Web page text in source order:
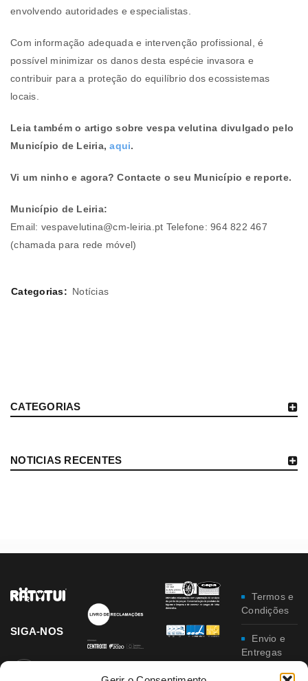
envolvendo autoridades e especialistas.
Com informação adequada e intervenção profissional, é
possível minimizar os danos desta espécie invasora e
contribuir para a proteção do equilíbrio dos ecossistemas
locais.
Leia também o artigo sobre vespa velutina divulgado pelo
Município de Leiria,aqui.
Vi um ninho e agora? Contacte o seu Município e reporte.
Município de Leiria:
Email: vespavelutina@cm-leiria.pt Telefone: 964 822 467
(chamada para rede móvel)
Categorias: Notícias
CATEGORIAS
NOTICIAS RECENTES
SIGA-NOS
Termos e
Condições
Envio e
Entregas